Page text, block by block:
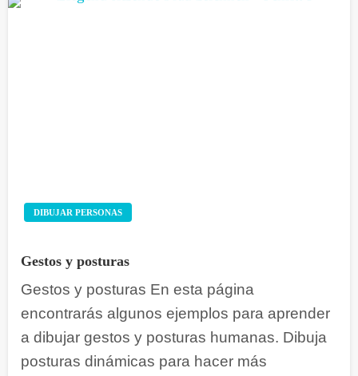
DIBUJAR PERSONAS
Gestos y posturas
Gestos y posturas En esta página
encontrarás algunos ejemplos para aprender
a dibujar gestos y posturas humanas. Dibuja
posturas dinámicas para hacer más